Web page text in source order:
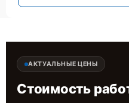
АКТУАЛЬНЫЕ ЦЕНЫ
Стоимость